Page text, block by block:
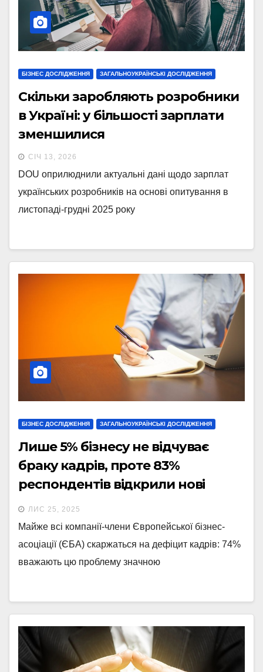
БІЗНЕС ДОСЛІДЖЕННЯ ЗАГАЛЬНОУКРАЇНСЬКІ ДОСЛІДЖЕННЯ
Скільки заробляють розробники
в Україні: у більшості зарплати
зменшилися
СІЧ 13, 2026
DOU оприлюднили актуальні дані щодо зарплат
українських розробників на основі опитування в
листопаді-грудні 2025 року
БІЗНЕС ДОСЛІДЖЕННЯ ЗАГАЛЬНОУКРАЇНСЬКІ ДОСЛІДЖЕННЯ
Лише 5% бізнесу не відчуває
браку кадрів, проте 83%
респондентів відкрили нові
вакансії у 2025р. – опитування
ЄБА
ЛИС 25, 2025
Майже всі компанії-члени Європейської бізнес-
асоціації (ЄБА) скаржаться на дефіцит кадрів: 74%
вважають цю проблему значною